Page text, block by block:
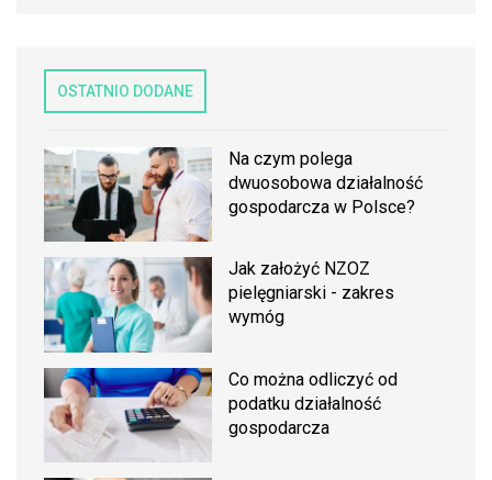
OSTATNIO DODANE
Na czym polega
dwuosobowa działalność
gospodarcza w Polsce?
Jak założyć NZOZ
pielęgniarski - zakres
wymóg
Co można odliczyć od
podatku działalność
gospodarcza